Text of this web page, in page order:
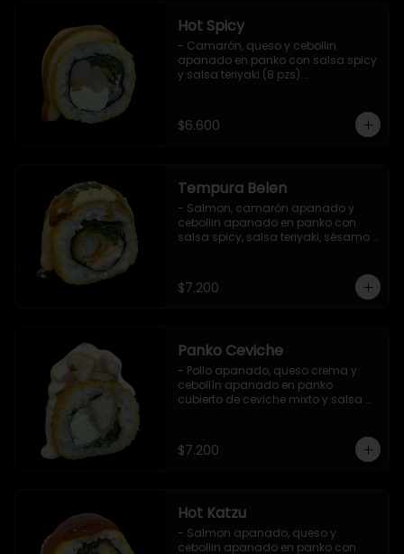
Hot Spicy
- Camarón, queso y cebollin
apanado en panko con salsa spicy
y salsa teriyaki (8 pzs).
$6.600
Tempura Belen
- Salmon, camarón apanado y
cebollin apanado en panko con
salsa spicy, salsa teriyaki, sésamo
$7.200
Panko Ceviche
- Pollo apanado, queso crema y
cebollín apanado en panko
cubierto de ceviche mixto y salsa
$7.200
Hot Katzu
- Salmon apanado, queso y
cebollin apanado en panko con